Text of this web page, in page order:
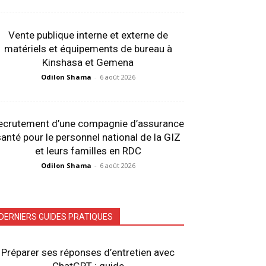
Vente publique interne et externe de
matériels et équipements de bureau à
Kinshasa et Gemena
Odilon Shama - 6 août 2026
d’une compagnie d’assurance
pour le personnel national de la GIZ
et leurs familles en RDC
Odilon Shama - 6 août 2026
GUIDES PRATIQUES
Préparer ses réponses d’entretien avec